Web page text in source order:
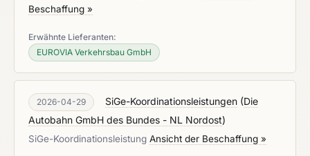
Beschaffung »
Erwähnte Lieferanten:
EUROVIA Verkehrsbau GmbH
2026-04-29 SiGe-Koordinationsleistungen (Die
Autobahn GmbH des Bundes - NL Nordost)
SiGe-Koordinationsleistung Ansicht der Beschaffung »